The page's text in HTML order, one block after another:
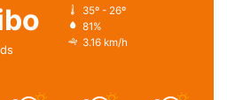
35º - 26º
81%
3.16 km/h